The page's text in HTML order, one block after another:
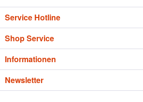
Service Hotline
Shop Service
Informationen
Newsletter